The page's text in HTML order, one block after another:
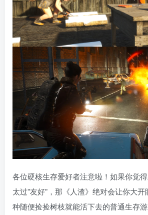
各位硬核生存爱好者注意啦！如果你觉
太过”友好”，那《人渣》绝对会让你大
种随便捡捡树枝就能活下去的普通生存